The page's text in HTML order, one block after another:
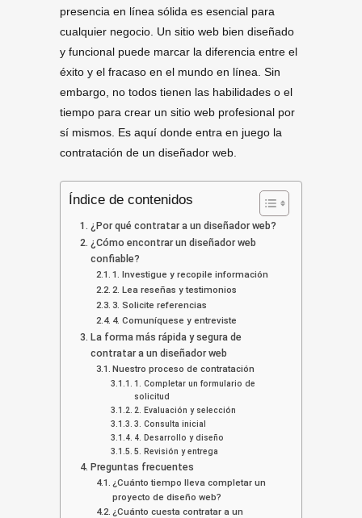
presencia en línea sólida es esencial para
cualquier negocio. Un sitio web bien diseñado
y funcional puede marcar la diferencia entre el
éxito y el fracaso en el mundo en línea. Sin
embargo, no todos tienen las habilidades o el
tiempo para crear un sitio web profesional por
sí mismos. Es aquí donde entra en juego la
contratación de un diseñador web.
Índice de contenidos
¿Por qué contratar a un diseñador web?
¿Cómo encontrar un diseñador web
confiable?
1. Investigue y recopile información
2. Lea reseñas y testimonios
3. Solicite referencias
4. Comuníquese y entreviste
La forma más rápida y segura de
contratar a un diseñador web
Nuestro proceso de contratación
1. Completar un formulario de
solicitud
2. Evaluación y selección
3. Consulta inicial
4. Desarrollo y diseño
5. Revisión y entrega
Preguntas frecuentes
¿Cuánto tiempo lleva completar un
proyecto de diseño web?
¿Cuánto cuesta contratar a un